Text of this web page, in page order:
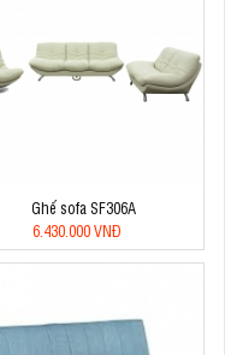
Ghế sofa SF306A
6.430.000 VNĐ